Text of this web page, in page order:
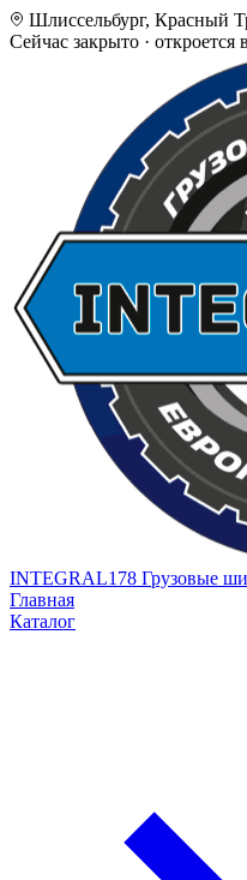
Шлиссельбург, Красный
Сейчас закрыто · откроется
INTEGRAL178 Грузовые
Главная
Каталог